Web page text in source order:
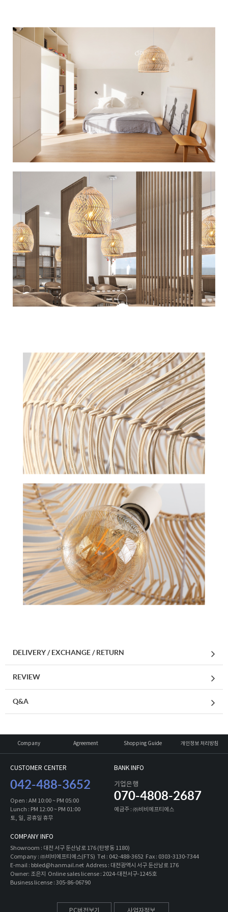
DELIVERY / EXCHANGE / RETURN
REVIEW
Q&A
Company Agreement Shopping Guide 개인정보 처리방침
CUSTOMER CENTER
042-488-3652
Open : AM 10:00 ~ PM 05:00
Lunch : PM 12:00 ~ PM 01:00
토, 일, 공휴일 휴무
BANK INFO
기업은행
070-4808-2687
예금주 : ㈜비비에프티에스
COMPANY INFO
Showroom : 대전 서구 둔산남로 176 (탄방동 1180)
Company : ㈜비비에프티에스(FTS) Tel : 042-488-3652 Fax : 0303-3130-7344
E-mail : bbled@hanmail.net Address : 대전광역시 서구 둔산남로 176
Owner: 조은지 Online sales license : 2024-대전서구-1245호
Business license : 305-86-06790